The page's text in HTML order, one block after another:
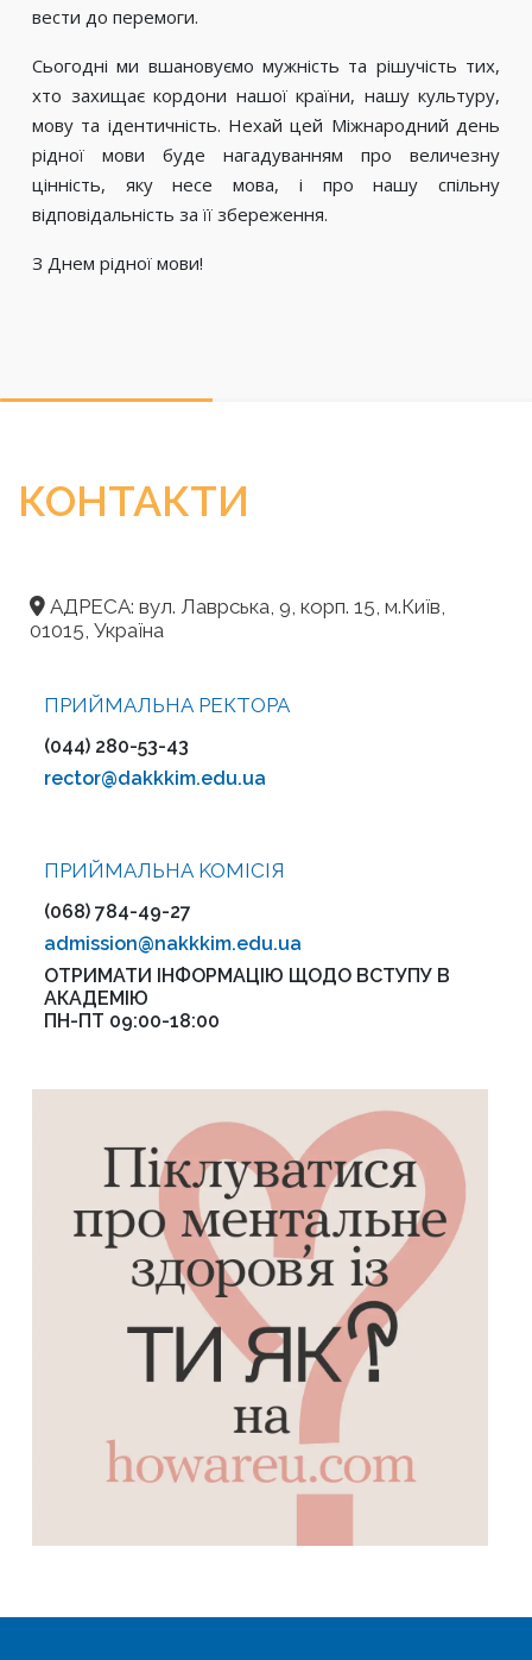
вести до перемоги.
Сьогодні ми вшановуємо мужність та рішучість тих,
хто захищає кордони нашої країни, нашу культуру,
мову та ідентичність. Нехай цей Міжнародний день
рідної мови буде нагадуванням про величезну
цінність, яку несе мова, і про нашу спільну
відповідальність за її збереження.
З Днем рідної мови!
КОНТАКТИ
АДРЕСА: вул. Лаврська, 9, корп. 15, м.Київ,
01015, Україна
ПРИЙМАЛЬНА РЕКТОРА
(044) 280-53-43
rector@dakkkim.edu.ua
ПРИЙМАЛЬНА KOMІСІЯ
(068) 784-49-27
admission@nakkkim.edu.ua
ОТРИМАТИ ІНФОРМАЦІЮ ЩОДО ВСТУПУ В
АКАДЕМІЮ
ПН-ПТ 09:00-18:00